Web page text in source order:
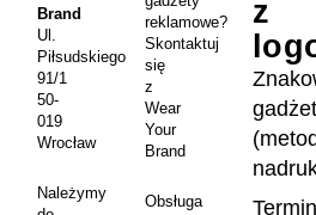
z
reklamowe?
Skontaktuj
się
z
Wear
Your
Brand
Obsługa
Brand
Ul.
Piłsudskiego
91/1
50-
019
Wrocław
Należymy